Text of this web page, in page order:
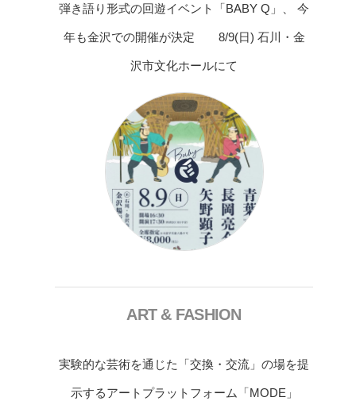
弾き語り形式の回遊イベント「BABY Q」、 今
年も金沢での開催が決定 8/9(日) 石川・金
沢市文化ホールにて
ART & FASHION
実験的な芸術を通じた「交換・交流」の場を提
示するアートプラットフォーム「MODE」